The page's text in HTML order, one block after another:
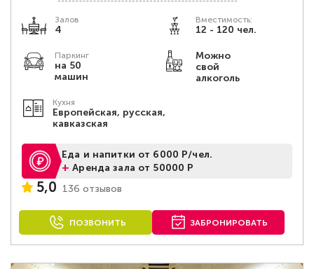
Залов
4
Вместимость:
12 - 120 чел.
Паркинг
на 50
машин
Можно
свой
алкоголь
Кухня
Европейская, русская,
кавказская
Еда и напитки от 6000 Р/чел.
+Аренда зала от 50000 Р
5,0 136 отзывов
ПОЗВОНИТЬ ЗАБРОНИРОВАТЬ